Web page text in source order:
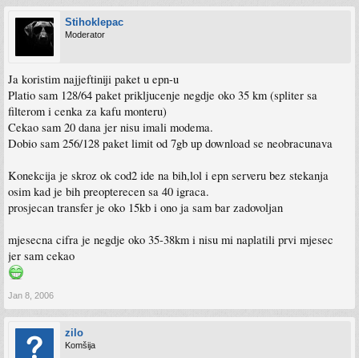
Stihoklepac
Moderator
Ja koristim najjeftiniji paket u epn-u
Platio sam 128/64 paket prikljucenje negdje oko 35 km (spliter sa
filterom i cenka za kafu monteru)
Cekao sam 20 dana jer nisu imali modema.
Dobio sam 256/128 paket limit od 7gb up download se neobracunava
Konekcija je skroz ok cod2 ide na bih,lol i epn serveru bez stekanja
osim kad je bih preopterecen sa 40 igraca.
prosjecan transfer je oko 15kb i ono ja sam bar zadovoljan
mjesecna cifra je negdje oko 35-38km i nisu mi naplatili prvi mjesec
jer sam cekao
Jan 8, 2006
zilo
Komšija